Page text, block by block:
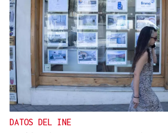
DATOS DEL INE